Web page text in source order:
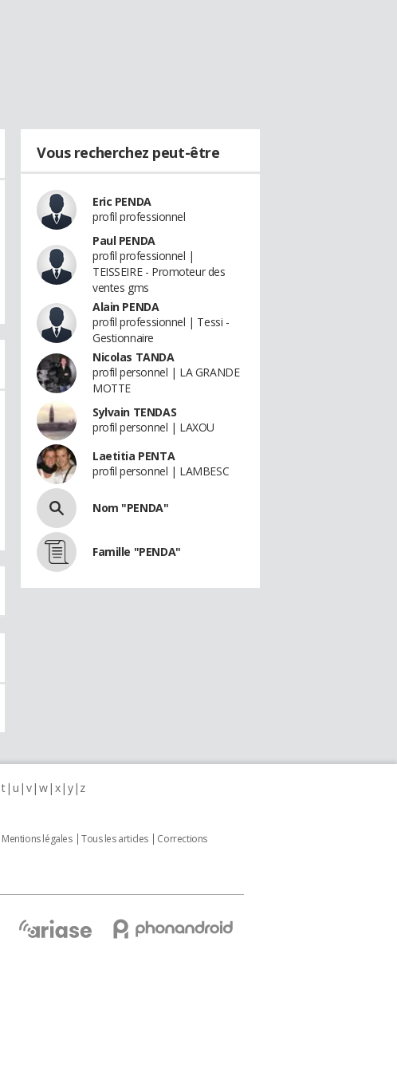
Vous recherchez peut-être
Eric PENDA
profil professionnel
Paul PENDA
profil professionnel |
TEISSEIRE - Promoteur des
ventes gms
Alain PENDA
profil professionnel | Tessi -
Gestionnaire
Nicolas TANDA
profil personnel | LA GRANDE
MOTTE
Sylvain TENDAS
profil personnel | LAXOU
Laetitia PENTA
profil personnel | LAMBESC
Nom "PENDA"
Famille "PENDA"
t u v w x y z
Mentions légales Tous les articles
Corrections